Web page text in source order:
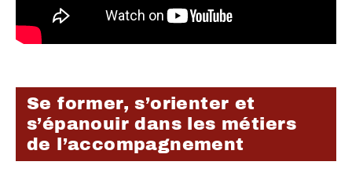
Se former, s’orienter et
s’épanouir dans les métiers
de l’accompagnement